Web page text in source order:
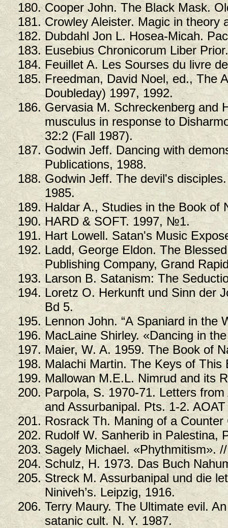
Cooper John. The Black Mask.
Crowley Aleister. Magic in theory
Dubdahl Jon L. Hosea-Micah.
Eusebius Chronicorum Liber
Feuillet A. Les Sourses du livre
Freedman, David Noel, ed., The
Doubleday) 1997, 1992.
Gervasia M. Schreckenberg and
musculus in response to
32:2 (Fall 1987).
Godwin Jeff. Dancing with
Publications, 1988.
Godwin Jeff. The devil's
1985.
Haldar A., Studies in the Book of
HARD & SOFT. 1997, №1.
Hart Lowell. Satan's Music
Ladd, George Eldon. The
Publishing Company, Grand
Larson В. Satanism: The
Loretz O. Herkunft und Sinn der
Bd 5.
Lеnnоn Jоhn. “А Spаniаrd in thе
MacLaine Shirley. «Dancing in
Maier, W. A. 1959. The Book of
Malachi Martin. The Keys of
Mallowan M.E.L. Nimrud and its
Parpola, S. 1970-71. Letters
and Assurbanipal. Pts. 1-2.
Rosrack Th. Maning of a
Rudolf W. Sanherib in Palestina,
Sagely Michael. «Phythmitism».
Schulz, H. 1973. Das Buch
Streck M. Assurbanipal und die
Niniveh’s. Leipzig, 1916.
Terry Maury. The Ultimate evil.
satanic cult. N. Y. 1987.